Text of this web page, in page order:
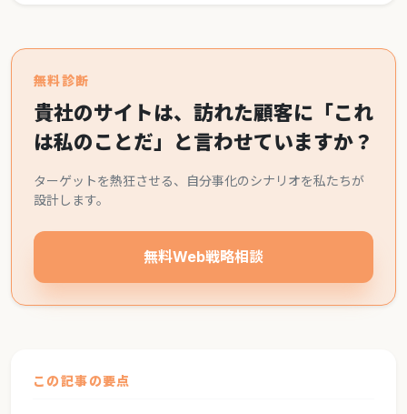
無料診断
貴社のサイトは、訪れた顧客に「これ
は私のことだ」と言わせていますか？
ターゲットを熱狂させる、自分事化のシナリオを私たちが
設計します。
無料Web戦略相談
この記事の要点